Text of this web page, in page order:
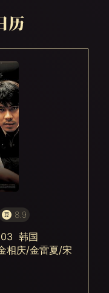
8.9
韩国
相庆/金雷夏/宋